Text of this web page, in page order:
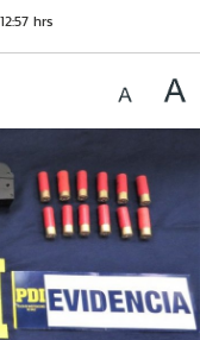
12:57 hrs